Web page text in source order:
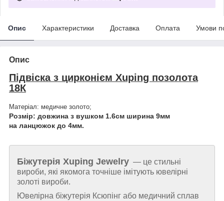
Опис Характеристики Доставка Оплата Умови
Опис
Підвіска з цирконієм Xuping позолота
18К
Матеріал: медичне золото;
Розмір: довжина з вушком 1.6см ширина 9мм
на ланцюжок до 4мм.
Біжутерія Xuping Jewelry — це стильні
вироби, які якомога точніше імітують ювелірні
золоті вироби.
Ювелірна біжутерія Ксюпінг або медичний сплав